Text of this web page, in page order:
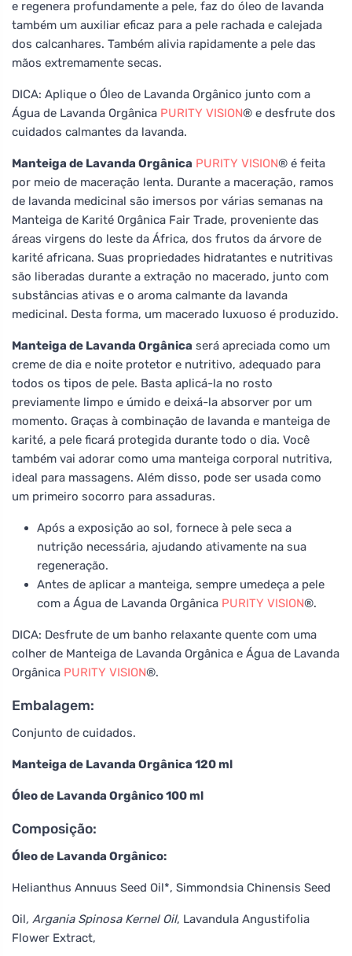
e regenera profundamente a pele, faz do óleo de lavanda
também um auxiliar eficaz para a pele rachada e calejada
dos calcanhares. Também alivia rapidamente a pele das
mãos extremamente secas.
DICA: Aplique o Óleo de Lavanda Orgânico junto com a
Água de Lavanda Orgânica PURITY VISION® e desfrute dos
cuidados calmantes da lavanda.
Manteiga de Lavanda Orgânica PURITY VISION® é feita
por meio de maceração lenta. Durante a maceração, ramos
de lavanda medicinal são imersos por várias semanas na
Manteiga de Karité Orgânica Fair Trade, proveniente das
áreas virgens do leste da África, dos frutos da árvore de
karité africana. Suas propriedades hidratantes e nutritivas
são liberadas durante a extração no macerado, junto com
substâncias ativas e o aroma calmante da lavanda
medicinal. Desta forma, um macerado luxuoso é produzido.
Manteiga de Lavanda Orgânica será apreciada como um
creme de dia e noite protetor e nutritivo, adequado para
todos os tipos de pele. Basta aplicá-la no rosto
previamente limpo e úmido e deixá-la absorver por um
momento. Graças à combinação de lavanda e manteiga de
karité, a pele ficará protegida durante todo o dia. Você
também vai adorar como uma manteiga corporal nutritiva,
ideal para massagens. Além disso, pode ser usada como
um primeiro socorro para assaduras.
Após a exposição ao sol, fornece à pele seca a
nutrição necessária, ajudando ativamente na sua
regeneração.
Antes de aplicar a manteiga, sempre umedeça a pele
com a Água de Lavanda Orgânica PURITY VISION®.
DICA: Desfrute de um banho relaxante quente com uma
colher de Manteiga de Lavanda Orgânica e Água de Lavanda
Orgânica PURITY VISION®.
Embalagem:
Conjunto de cuidados.
Manteiga de Lavanda Orgânica 120 ml
Óleo de Lavanda Orgânico 100 ml
Composição:
Óleo de Lavanda Orgânico:
Helianthus Annuus Seed Oil*, Simmondsia Chinensis Seed
Oil, Argania Spinosa Kernel Oil, Lavandula Angustifolia
Flower Extract,